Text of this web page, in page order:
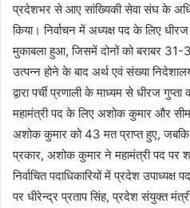
प्रदेशभर से आए सांख्यिकी सेवा संघ के
किया। निर्वाचन में अध्यक्ष पद के लिए
मुकाबला हुआ, जिसमें दोनों को बराबर 31-
उत्पन्न होने के बाद अर्थ एवं संख्या
द्वारा पर्ची प्रणाली के माध्यम से धीरज गुप्ता
महामंत्री पद के लिए अशोक कुमार और
अशोक कुमार को 43 मत प्राप्त हुए,
प्रकार, अशोक कुमार ने महामंत्री पद पर
निर्वाचित पदाधिकारियों में प्रदेश उपाध्यक्ष
पर धीरेन्द्र प्रताप सिंह, प्रदेश संयुक्त